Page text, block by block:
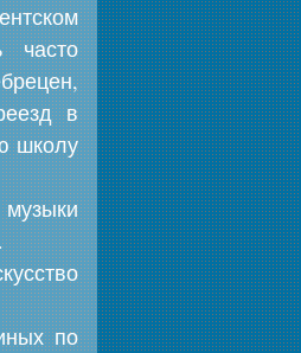
часто
в
школу
музыки
по